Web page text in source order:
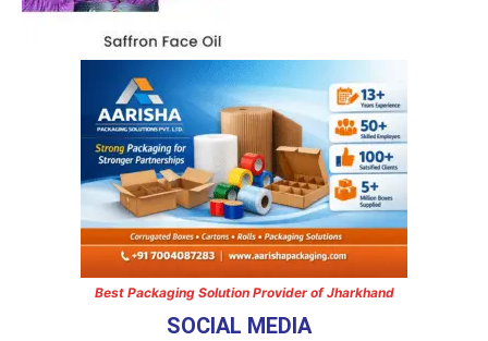
Best Packaging Solution Provider of Jharkhand
SOCIAL MEDIA